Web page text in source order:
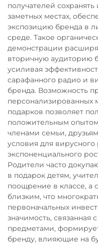
получателей
заметных местах,
экспозицию бренда в
среде. Такое
демонстрации
вторичную аудиторию
усиливая
сарафанного радио и
бренда. Возможность
персонализированных
подарков позволяет
положительным
членами семьи,
условия для
экспоненциального
Родители часто
в подарок детям,
поощрение в классе, а
близким, что
первоначальных
значимость,
предметами,
бренду, влияющие на